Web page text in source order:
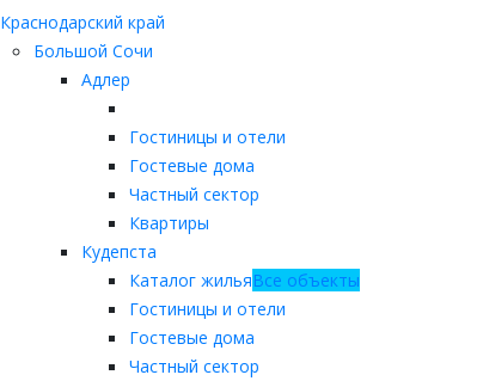
Краснодарский край
Большой Сочи
Адлер
Гостиницы и отели
Гостевые дома
Частный сектор
Квартиры
Кудепста
Каталог жильяВсе объекты
Гостиницы и отели
Гостевые дома
Частный сектор